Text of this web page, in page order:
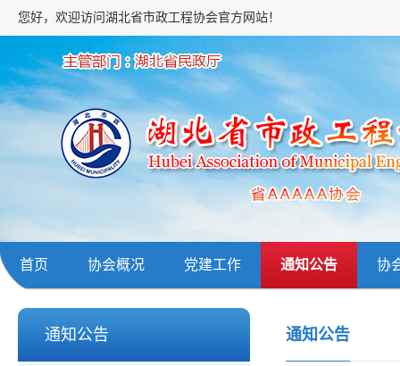
您好，欢迎访问湖北省市政工程协会官方网站！
首页 协会概况 党建工作 通知公告 协
通知公告 通知公告